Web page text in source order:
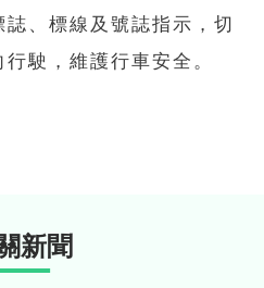
、標線及號誌指示，切
駛，維護行車安全。
新聞